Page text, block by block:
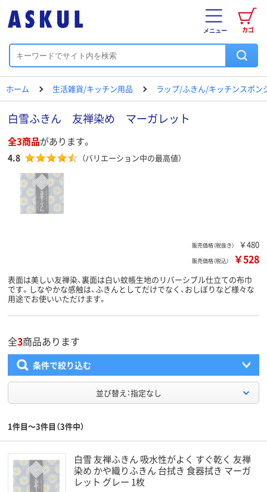
カゴ
メニュー
ホーム 生活雑貨/キッチン用品 ラップ/ふきん/キッチンスポン
白雪ふきん 友禅染め マーガレット
全3商品があります。
4.8 （バリエーション中の最高値）
販売価格（税抜き） ￥480
販売価格（税込） ￥528
表面は美しい友禅染、裏面は白い蚊帳生地のリバーシブル仕立ての布巾
です。しなやかな感触は、ふきんとしてだけでなく、おしぼりなど様々な
用途でお使いいただけます。
全3商品あります
条件で絞り込む
並び替え：指定なし
1件目～3件目（3件中）
白雪 友禅ふきん 吸水性がよく すぐ乾く 友禅
染め かや織りふきん 台拭き 食器拭き マーガ
レット グレー 1枚